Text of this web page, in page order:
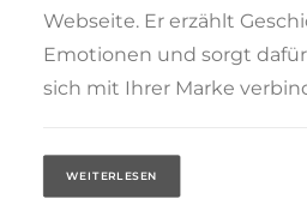
Webseite. Er erzählt
Emotionen und sorgt
sich mit Ihrer Marke
WEITERLESEN